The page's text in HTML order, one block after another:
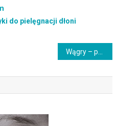
do pielęgnacji dłoni